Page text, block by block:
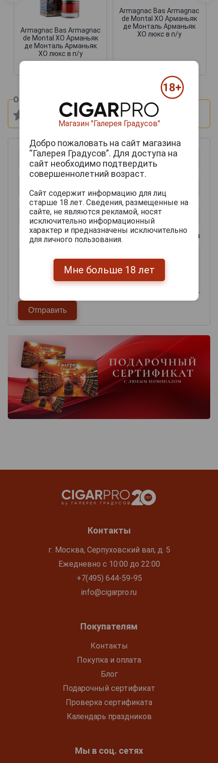
Armagnac Bas Armagnac
de Montal XO Арманьяк
де Монталь Арманьяк
ХО люкс в п/у
Armagnac Bas Armagnac
de Montal XO Арманьяк
де Монталь Арманьяк
ХО люкс в п/у
Оцените и напишите отзыв:
0из 2000 знаков
Контакты
г. Москва, Серпуховский вал, д. 5
Ежедневно с 10:00 до 22:00
+7(495) 644-59-95
info@cigarpro.ru
Покупателям
Контакты
Покупка и оплата
Блог
Подарочный сертификат
Проверка сертификата
Календарь праздников
Мы в соц. сетях
Магазин "Галерея Градусов"
Добро пожаловать на сайт магазина
“Галерея Градусов”. Для доступа на
сайт необходимо подтвердить
совершеннолетний возраст.
Сайт содержит информацию для лиц
старше 18 лет. Сведения, размещенные на
сайте, не являются рекламой, носят
исключительно информационный
характер и предназначены исключительно
для личного пользования.
Мне больше 18 лет